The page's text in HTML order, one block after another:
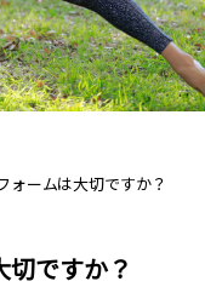
ォームは大切ですか？
切ですか？